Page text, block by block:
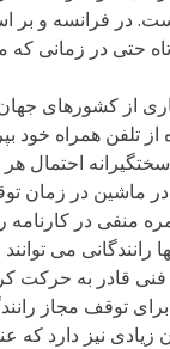
در فرانسه و بر
حتی در زمانی
از کشورهای
از تلفن همراه خود
سختگیرانه احتمال
منفی در کارنامه
رانندگانی می
قادر به حرکت
توقف مجاز
زیادی نیز دارد